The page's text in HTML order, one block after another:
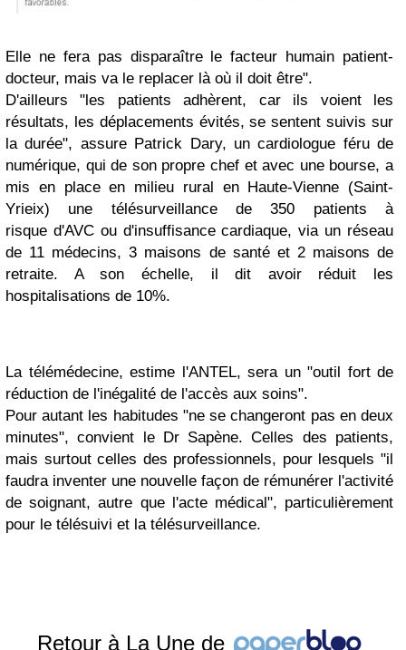
Elle ne fera pas disparaître le facteur humain patient-
docteur, mais va le replacer là où il doit être".
D'ailleurs "les patients adhèrent, car ils voient les
résultats, les déplacements évités, se sentent suivis sur
la durée", assure Patrick Dary, un cardiologue féru de
numérique, qui de son propre chef et avec une bourse, a
mis en place en milieu rural en Haute-Vienne (Saint-
Yrieix) une télésurveillance de 350 patients à
risque d'AVC ou d'insuffisance cardiaque, via un réseau
de 11 médecins, 3 maisons de santé et 2 maisons de
retraite. A son échelle, il dit avoir réduit les
hospitalisations de 10%.
La télémédecine, estime l'ANTEL, sera un "outil fort de
réduction de l'inégalité de l'accès aux soins".
Pour autant les habitudes "ne se changeront pas en deux
minutes", convient le Dr Sapène. Celles des patients,
mais surtout celles des professionnels, pour lesquels "il
faudra inventer une nouvelle façon de rémunérer l'activité
de soignant, autre que l'acte médical", particulièrement
pour le télésuivi et la télésurveillance.
Retour à La Une de